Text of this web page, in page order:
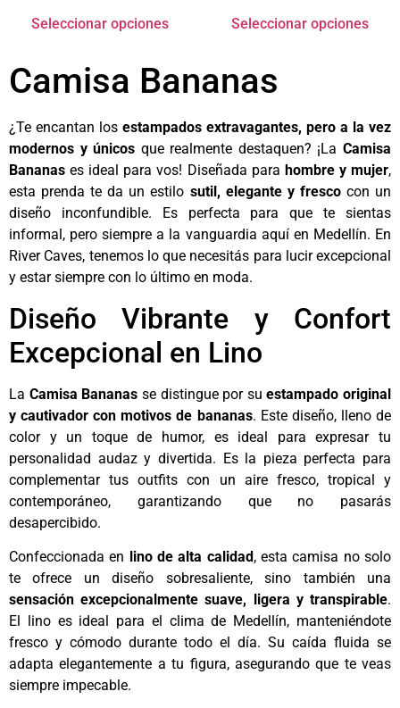
Seleccionar opciones Seleccionar opciones
Camisa Bananas
¿Te encantan los estampados extravagantes, pero a la vez
modernos y únicos que realmente destaquen? ¡LaCamisa
Bananas es ideal para vos! Diseñada para hombre y mujer,
esta prenda te da un estilo sutil, elegante y frescocon un
diseño inconfundible. Es perfecta para que te sientas
informal, pero siempre a la vanguardia aquí en Medellín. En
River Caves, tenemos lo que necesitás para lucir excepcional
y estar siempre con lo último en moda.
Diseño Vibrante y Confort
Excepcional en Lino
La Camisa Bananas se distingue por suestampado original
y cautivador con motivos de bananas. Este diseño, lleno de
color y un toque de humor, es ideal para expresar tu
personalidad audaz y divertida. Es la pieza perfecta para
complementar tus outfits con un aire fresco, tropical y
contemporáneo, garantizando que no pasarás
desapercibido.
Confeccionada en lino de alta calidad, esta camisa no solo
te ofrece un diseño sobresaliente, sino también una
sensación excepcionalmente suave, ligera y transpirable.
El lino es ideal para el clima de Medellín, manteniéndote
fresco y cómodo durante todo el día. Su caída fluida se
adapta elegantemente a tu figura, asegurando que te veas
siempre impecable.